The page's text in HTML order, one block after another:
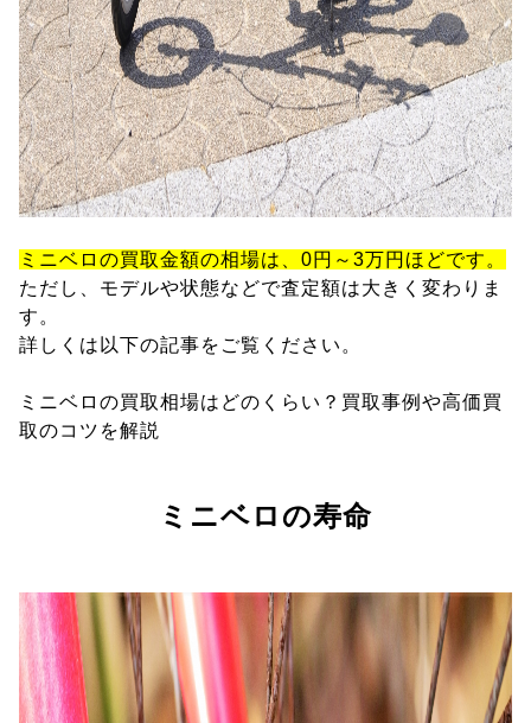
ミニベロの買取金額の相場は、0円～3万円ほどです。
ただし、モデルや状態などで査定額は大きく変わりま
す。
詳しくは以下の記事をご覧ください。
ミニベロの買取相場はどのくらい？買取事例や高価買
取のコツを解説
ミニベロの寿命